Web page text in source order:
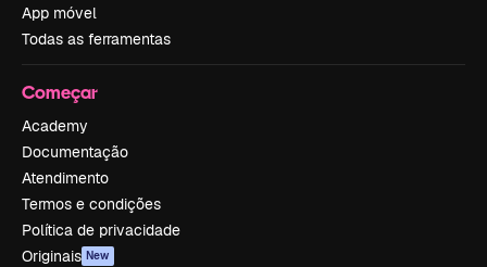
App móvel
Todas as ferramentas
Começar
Academy
Documentação
Atendimento
Termos e condições
Política de privacidade
Originais New